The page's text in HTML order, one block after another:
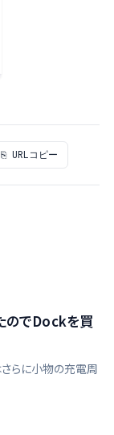
⎘ URLコピー
のでDockを買
らに小物の充電周
pro-